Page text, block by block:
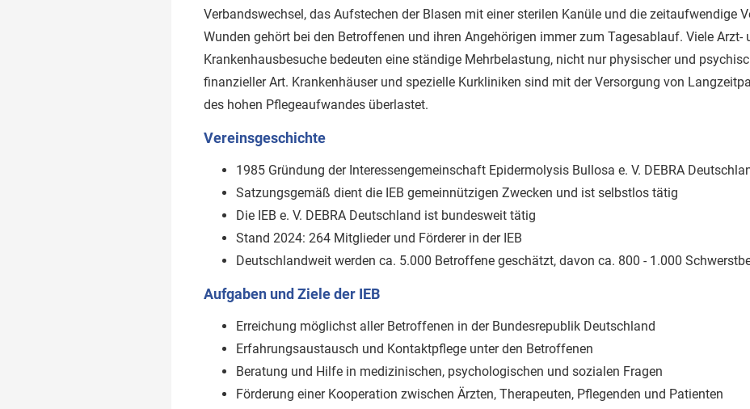
Verbandswechsel, das Aufstechen der Blasen mit einer sterilen Kanüle und die zeitaufwendige
Wunden gehört bei den Betroffenen und ihren Angehörigen immer zum Tagesablauf. Viele Arzt-
Krankenhausbesuche bedeuten eine ständige Mehrbelastung, nicht nur physischer und
finanzieller Art. Krankenhäuser und spezielle Kurkliniken sind mit der Versorgung von
des hohen Pflegeaufwandes überlastet.
Vereinsgeschichte
1985 Gründung der Interessengemeinschaft Epidermolysis Bullosa e. V. DEBRA
Satzungsgemäß dient die IEB gemeinnützigen Zwecken und ist selbstlos tätig
Die IEB e. V. DEBRA Deutschland ist bundesweit tätig
Stand 2024: 264 Mitglieder und Förderer in der IEB
Deutschlandweit werden ca. 5.000 Betroffene geschätzt, davon ca. 800 - 1.000
Aufgaben und Ziele der IEB
Erreichung möglichst aller Betroffenen in der Bundesrepublik Deutschland
Erfahrungsaustausch und Kontaktpflege unter den Betroffenen
Beratung und Hilfe in medizinischen, psychologischen und sozialen Fragen
Förderung einer Kooperation zwischen Ärzten, Therapeuten, Pflegenden und Patienten